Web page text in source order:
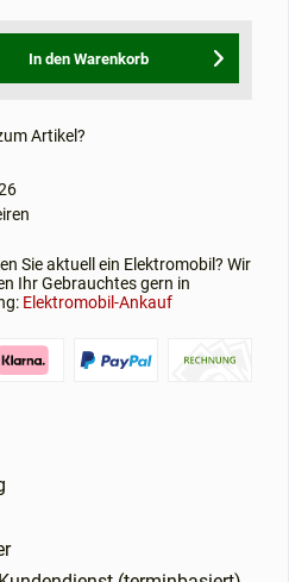
In den Warenkorb
Artikel?
Sie aktuell ein Elektromobil? Wir
Ihr Gebrauchtes gern in
Elektromobil-Ankauf